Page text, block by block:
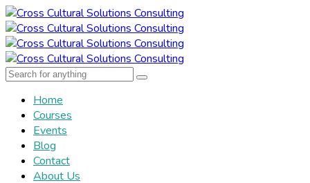
Home
Courses
Events
Blog
Contact
About Us